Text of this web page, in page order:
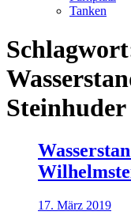
Tanken
17. März 2019